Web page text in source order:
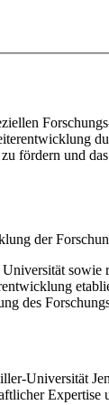
fördern und
der
des
Universität
Expertise